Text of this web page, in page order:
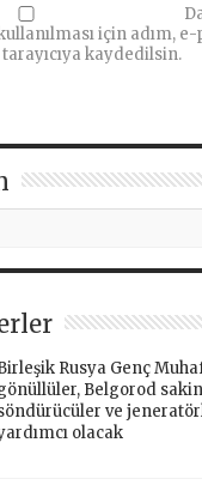
için adım,
kaydedilsin.
Rusya Genç
Belgorod
ve
olacak